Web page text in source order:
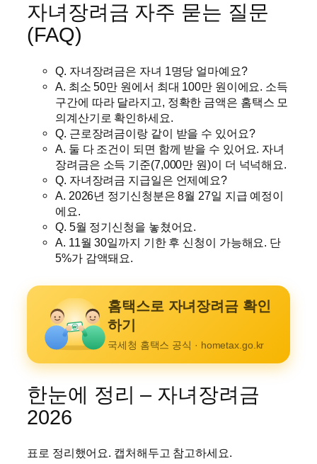
자녀장려금 자주 묻는 질문
(FAQ)
Q. 자녀장려금은 자녀 1명당 얼마예요?
A. 최소 50만 원에서 최대 100만 원이에요. 소득
구간에 따라 달라지고, 정확한 금액은 홈택스 모
의계산기로 확인하세요.
Q. 근로장려금이랑 같이 받을 수 있어요?
A. 둘 다 조건이 되면 함께 받을 수 있어요. 자녀
장려금은 소득 기준(7,000만 원)이 더 넉넉해요.
Q. 자녀장려금 지급일은 언제예요?
A. 2026년 정기신청분은 8월 27일 지급 예정이
에요.
Q. 5월 정기신청을 놓쳤어요.
A. 11월 30일까지 기한 후 신청이 가능해요. 단
5%가 감액돼요.
₩
홈택스로 자녀장려금 확인
하기
국세청 홈택스 공식 · hometax.go.kr
한눈에 정리 – 자녀장려금
2026
표로 정리했어요. 캡처해두고 참고하세요.